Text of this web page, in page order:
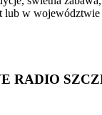
lub w
RADIO